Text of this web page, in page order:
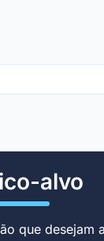
alvo
que desejam